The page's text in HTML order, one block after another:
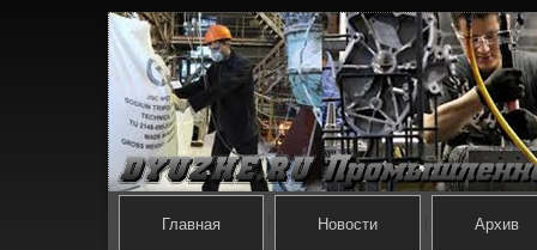
Главная Новости Архив